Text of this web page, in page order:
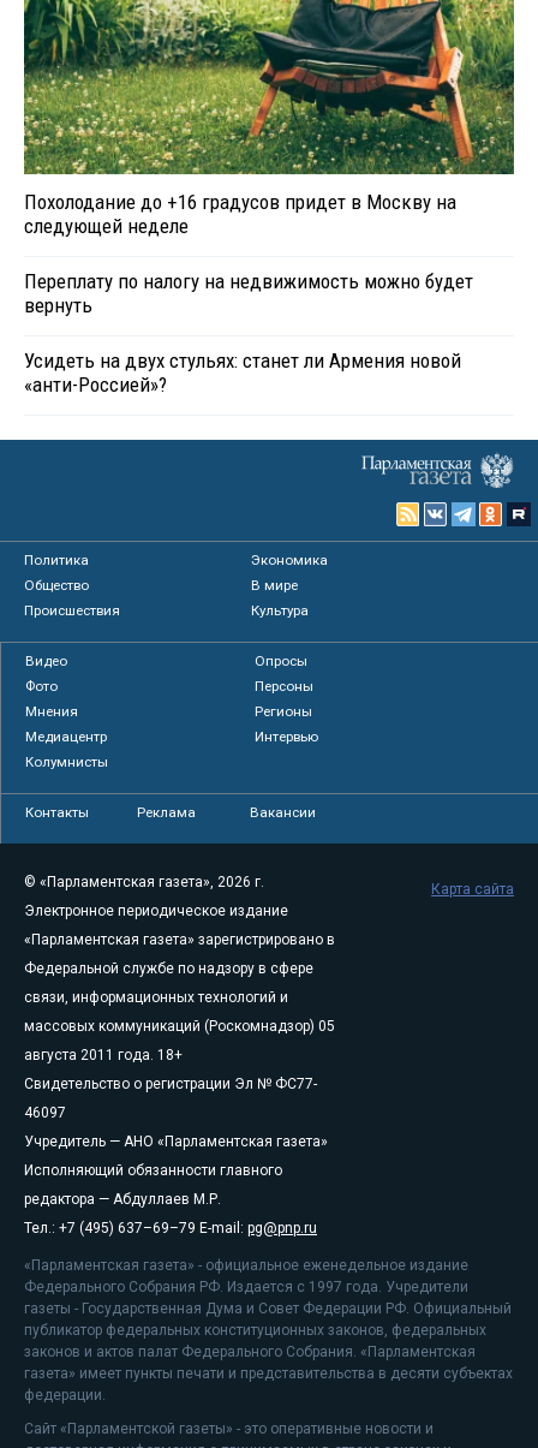
Похолодание до +16 градусов придет в Москву на
следующей неделе
Переплату по налогу на недвижимость можно будет
вернуть
Усидеть на двух стульях: станет ли Армения новой
«анти-Россией»?
Политика
Экономика
Общество
В мире
Происшествия
Культура
Видео
Опросы
Фото
Персоны
Мнения
Регионы
Медиацентр
Интервью
Колумнисты
Контакты Реклама Вакансии
© «Парламентская газета», 2026 г.
Электронное периодическое издание
«Парламентская газета» зарегистрировано в
Федеральной службе по надзору в сфере
связи, информационных технологий и
массовых коммуникаций (Роскомнадзор) 05
августа 2011 года. 18+
Свидетельство о регистрации Эл № ФС77-
46097
Учредитель — АНО «Парламентская газета»
Исполняющий обязанности главного
редактора — Абдуллаев М.Р.
Тел.: +7 (495) 637–69–79 E-mail: pg@pnp.ru
«Парламентская газета» - официальное еженедельное издание
Федерального Собрания РФ. Издается с 1997 года. Учредители
газеты - Государственная Дума и Совет Федерации РФ. Официальный
публикатор федеральных конституционных законов, федеральных
законов и актов палат Федерального Собрания. «Парламентская
газета» имеет пункты печати и представительства в десяти субъектах
федерации.
Сайт «Парламентской газеты» - это оперативные новости и
Карта сайта